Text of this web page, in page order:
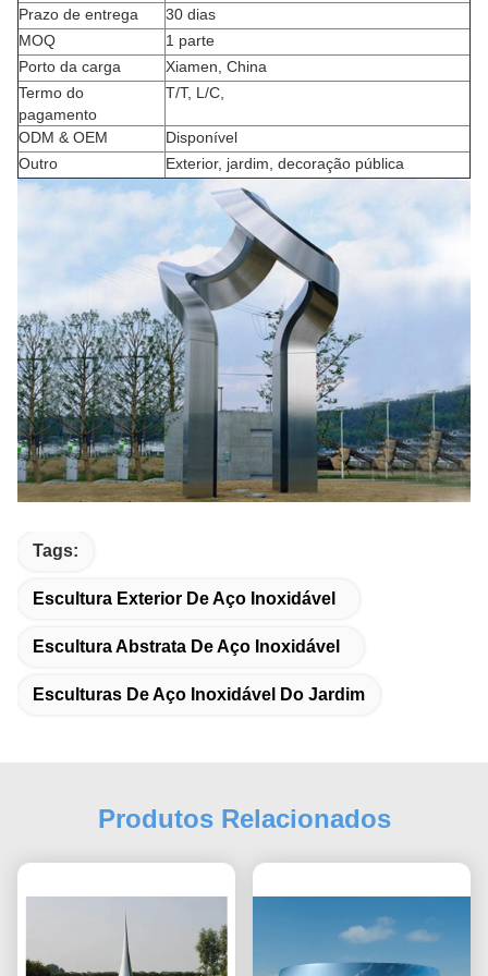
Prazo de entrega
30 dias
MOQ
1 parte
Porto da carga
Xiamen, China
Termo do
pagamento
T/T, L/C,
ODM & OEM
Disponível
Outro
Exterior, jardim, decoração pública
Tags:
Escultura Exterior De Aço Inoxidável
Escultura Abstrata De Aço Inoxidável
Esculturas De Aço Inoxidável Do Jardim
Produtos Relacionados